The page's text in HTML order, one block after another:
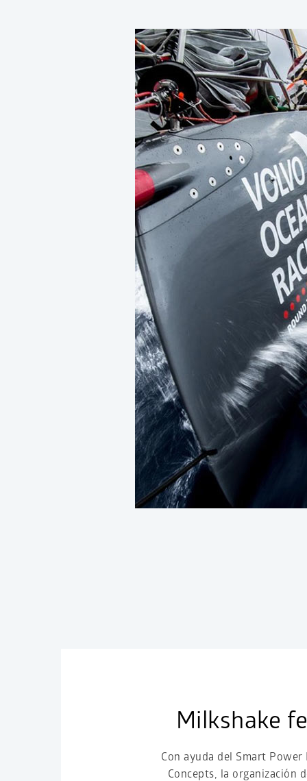
Milkshake
Con ayuda del Smart Power
Concepts, la organización